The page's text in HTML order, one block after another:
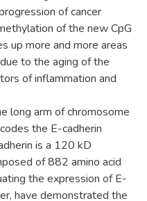
of cancer
of the new CpG
up more and more areas
to the aging of the
of inflammation and
long arm of chromosome
the E-cadherin
is a 120 kD
of 882 amino acid
the expression of E-
have demonstrated the